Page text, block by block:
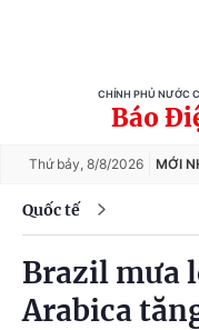
CHÍNH PHỦ NƯỚC
Báo
Thứ bảy, 8/8/2026 MỚI
Quốc tế
Brazil mưa
Arabica